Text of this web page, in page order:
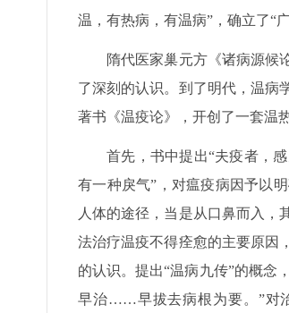
温，有热病，有温病”，确立了“
隋代医家巢元方《诸病源候
了深刻的认识。到了明代，温病
著书《温疫论》，开创了一套温
首先，书中提出“夫疫者，
有一种戾气”，对瘟疫病因予以
人体的途径，当是从口鼻而入，
法治疗温疫不得痊愈的主要原因
的认识。提出“温病九传”的概念
早治……早拔去病根为要。”对